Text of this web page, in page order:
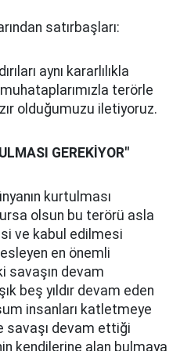
satırbaşları:
aynı kararlılıkla
terörle
olduğumuzu iletiyoruz.
GEREKİYOR"
kurtulması
olsun bu terörü asla
ve kabul edilmesi
en önemli
savaşın devam
beş yıldır devam eden
insanları katletmeye
savaşı devam ettiği
kendilerine alan bulmaya